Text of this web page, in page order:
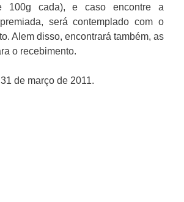
100g cada), e caso encontre a
será contemplado com o
Alem disso, encontrará também, as
o recebimento.
de março de 2011.